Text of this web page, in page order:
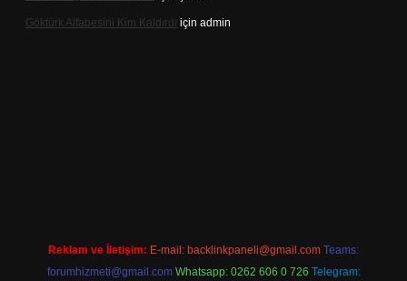
Göktürk Alfabesini Kim Kaldırdı için admin
Reklam ve İletişim: E-mail: backlinkpaneli@gmail.com Teams:
forumhizmeti@gmail.com Whatsapp: 0262 606 0 726 Telegram: